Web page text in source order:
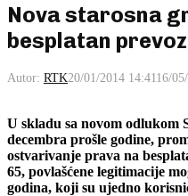
Nova starosna
besplatan prevoz
Autor: RTK20/01/2014 14:41 16/
U skladu sa novom odlukom
decembra prošle godine,
ostvarivanje prava na
65, povlašćene legitimacije
godina, koji su ujedno